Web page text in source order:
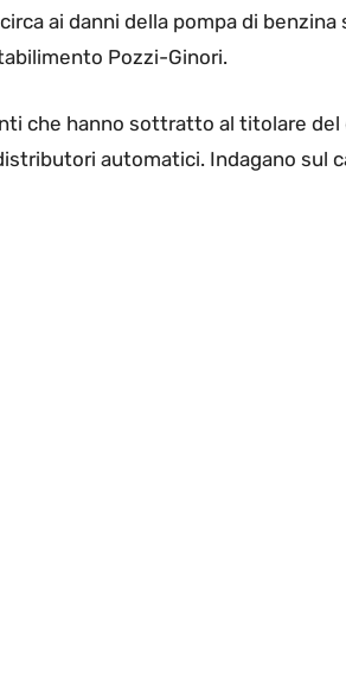
ai danni della pompa di benzina
Pozzi-Ginori.
che hanno sottratto al titolare
automatici. Indagano sul